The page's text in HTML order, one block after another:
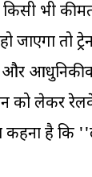
भी
जाएगा तो
और
को लेकर
कहना है कि